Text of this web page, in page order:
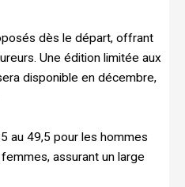
dès le départ, offrant
Une édition limitée aux
disponible en décembre,
au 49,5 pour les hommes
assurant un large